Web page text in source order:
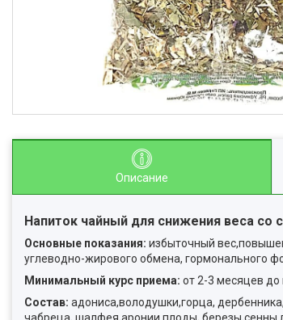
Описание
Напиток чайный для снижения веса
Основные показания: избыточный
углеводно-жирового обмена, гормонального
Минимальный курс приема: от 2-3 месяцев
Состав: адониса,володушки,горца,